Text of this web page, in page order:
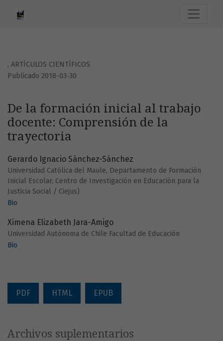
, ARTÍCULOS CIENTÍFICOS
De la formación inicial al trabajo
docente: Comprensión de la
trayectoria
Publicado 2018-03-30
Gerardo Ignacio Sánchez-Sánchez
Universidad Católica del Maule, Departamento de Formación
Inicial Escolar, Centro de Investigación en Educación para la
Justicia Social / Ciejus)
Bio
Ximena Elizabeth Jara-Amigo
Universidad Autónoma de Chile Facultad de Educación
Bio
PDF HTML EPUB
Archivos suplementarios